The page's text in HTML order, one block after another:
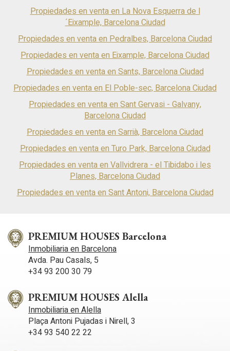
una espectacular zona chill-out con sofás perfectos para
compartir con familia y amigos con vistas espectaculares al
entorno natural. La vivienda se vende con muebles incluidos,
lista para entrar a vivir. Esta es una oportunidad única para
Propiedades en venta en La Nova Esquerra de l
´Eixample, Barcelona Ciudad
Propiedades en venta en Pedralbes, Barcelona Ciudad
Propiedades en venta en Eixample, Barcelona Ciudad
Propiedades en venta en Sants, Barcelona Ciudad
Propiedades en venta en El Poble-sec, Barcelona Ciudad
Propiedades en venta en Sant Gervasi - Galvany,
Barcelona Ciudad
Propiedades en venta en Sarrià, Barcelona Ciudad
Propiedades en venta en Turo Park, Barcelona Ciudad
Propiedades en venta en Vallvidrera - el Tibidabo i les
Planes, Barcelona Ciudad
Propiedades en venta en Sant Antoni, Barcelona Ciudad
PREMIUM HOUSES Barcelona
Inmobiliaria en Barcelona
Avda. Pau Casals, 5
+34 93 200 30 79
PREMIUM HOUSES Alella
Inmobiliaria en Alella
Plaça Antoni Pujadas i Nirell, 3
+34 93 540 22 22